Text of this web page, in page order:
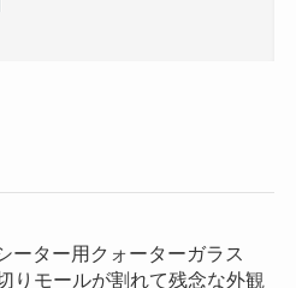
ーター用クォーターガラス
りモールが割れて残念な外観